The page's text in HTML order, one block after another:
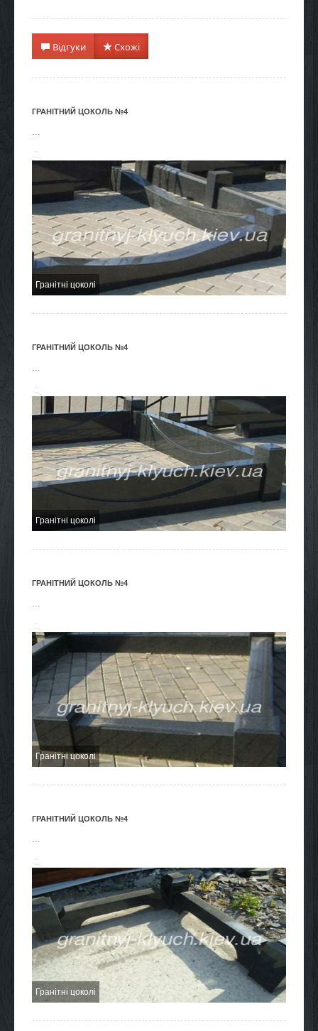
Відгуки Схожі
ГРАНІТНИЙ ЦОКОЛЬ №4
...
Гранітні цоколі
ГРАНІТНИЙ ЦОКОЛЬ №4
...
Гранітні цоколі
ГРАНІТНИЙ ЦОКОЛЬ №4
...
Гранітні цоколі
ГРАНІТНИЙ ЦОКОЛЬ №4
...
Гранітні цоколі